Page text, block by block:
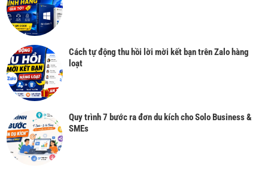
Cách tự động thu hồi lời mời kết bạn trên Zalo hàng
loạt
Quy trình 7 bước ra đơn du kích cho Solo Business &
SMEs